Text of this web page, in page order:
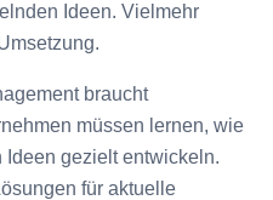
Ideen. Vielmehr
braucht
müssen lernen, wie
gezielt entwickeln.
für aktuelle